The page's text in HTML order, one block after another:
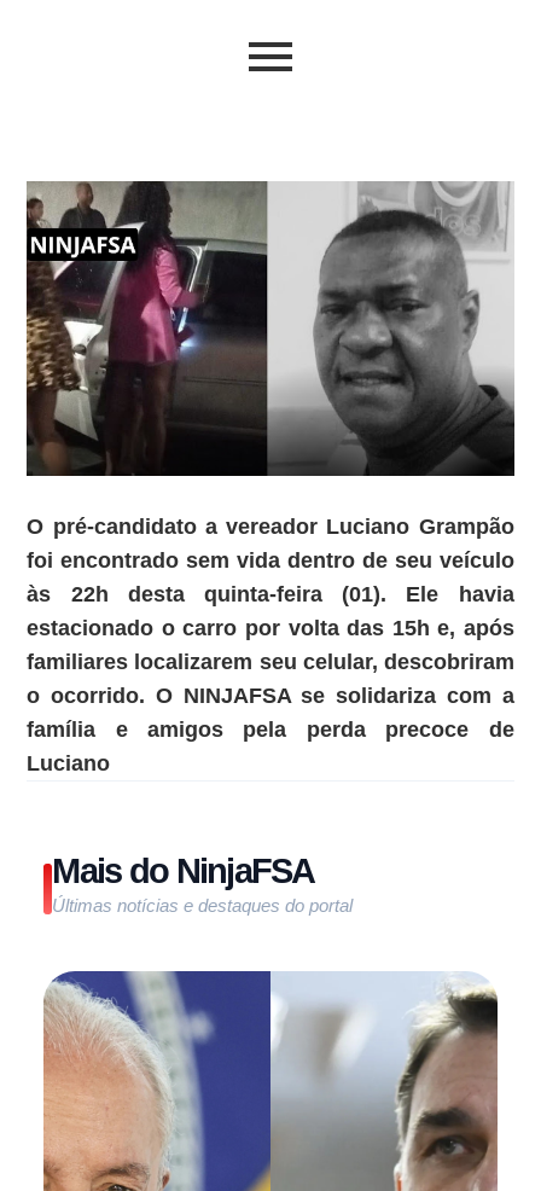
O pré-candidato a vereador Luciano Grampão
foi encontrado sem vida dentro de seu veículo
às 22h desta quinta-feira (01). Ele havia
estacionado o carro por volta das 15h e, após
familiares localizarem seu celular, descobriram
o ocorrido. O NINJAFSA se solidariza com a
família e amigos pela perda precoce de
Luciano
Mais do NinjaFSA
Últimas notícias e destaques do portal